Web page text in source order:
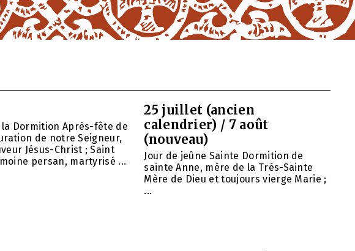
la Dormition Après-fête de
de notre Seigneur,
Jésus-Christ ; Saint
persan, martyrisé ...
25 juillet (ancien
calendrier) / 7 août
(nouveau)
Jour de jeûne Sainte Dormition de
sainte Anne, mère de la Très-Sainte
Mère de Dieu et toujours vierge Marie ;
...